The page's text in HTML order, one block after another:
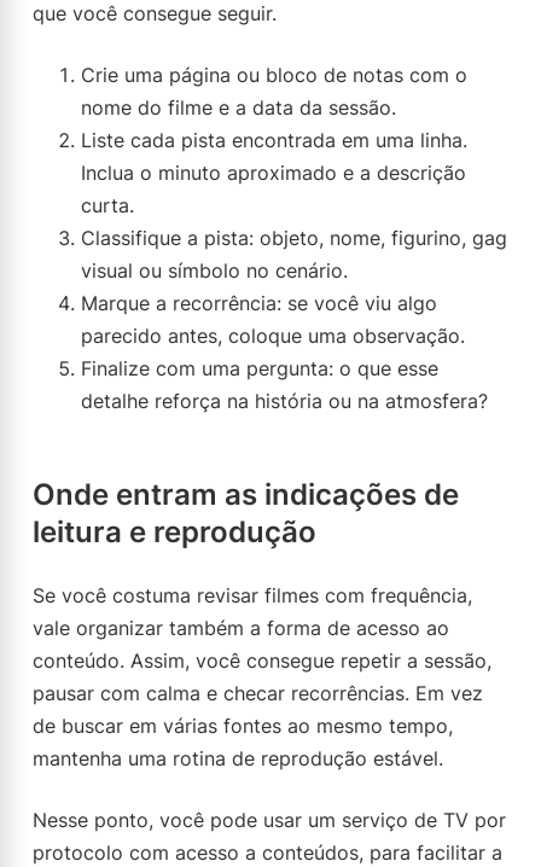
que você consegue seguir.
Crie uma página ou bloco de notas com o
nome do filme e a data da sessão.
Liste cada pista encontrada em uma linha.
Inclua o minuto aproximado e a descrição
curta.
Classifique a pista: objeto, nome, figurino, gag
visual ou símbolo no cenário.
Marque a recorrência: se você viu algo
parecido antes, coloque uma observação.
Finalize com uma pergunta: o que esse
detalhe reforça na história ou na atmosfera?
Onde entram as indicações de
leitura e reprodução
Se você costuma revisar filmes com frequência,
vale organizar também a forma de acesso ao
conteúdo. Assim, você consegue repetir a sessão,
pausar com calma e checar recorrências. Em vez
de buscar em várias fontes ao mesmo tempo,
mantenha uma rotina de reprodução estável.
Nesse ponto, você pode usar um serviço de TV por
protocolo com acesso a conteúdos, para facilitar a